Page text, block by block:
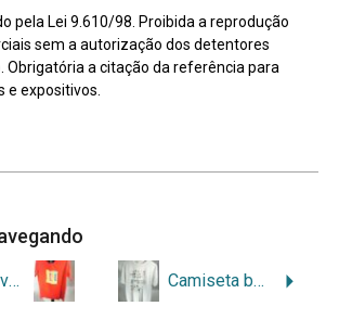
pela Lei 9.610/98. Proibida a reprodução
sem a autorização dos detentores
Obrigatória a citação da referência para
e expositivos.
Camiseta vermelha da 4ª Semana de Museus Camiseta branca da 9ª Semana de Museus